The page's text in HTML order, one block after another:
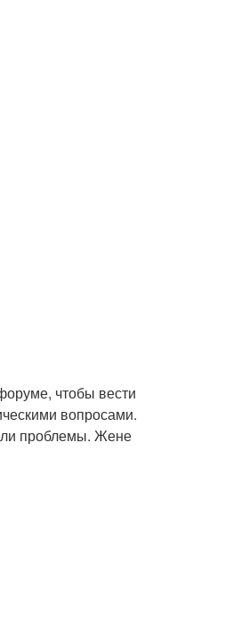
чтобы вести
вопросами.
проблемы. Жене